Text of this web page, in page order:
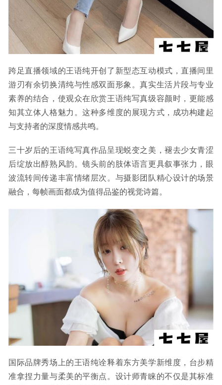
跨足直播领域的王语纯开创了新型态互动模式，直播间里
游刃有余切换清纯与性感双面形象。真实生活片段与专业
素养的结合，使观众在欣赏王语纯写真级容颜时，更能感
知其立体人格魅力。这种多维度的展现方式，成功构建起
与支持者的深度情感共鸣。
三十岁后的王语纯写真作品呈现蜕变之美，褪去少女青涩
后绽放出醇熟风韵。镜头前的肢体语言更具叙事张力，眼
波流转间传递丰富情绪层次。与摄影团队精心设计的场景
融合，每帧画面都成为值得品鉴的视觉诗篇。
国际品牌秀场上的王语纯诠释着东方美学新维度，台步精
准拿捏力量与柔美的平衡点。设计师青睐的不仅是其标准